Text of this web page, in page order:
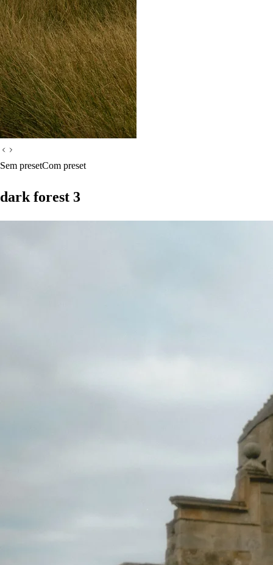
Sem presetCom preset
dark forest 3